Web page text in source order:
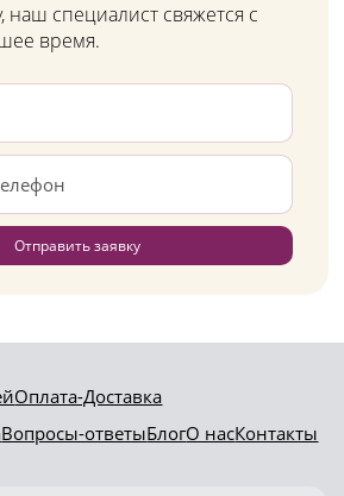
наш специалист свяжется с
время.
Отправить заявку
Оплата-Доставка
Вопросы-ответыБлогО насКонтакты